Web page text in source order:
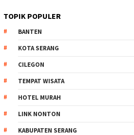
TOPIK POPULER
BANTEN
KOTA SERANG
CILEGON
TEMPAT WISATA
HOTEL MURAH
LINK NONTON
KABUPATEN SERANG